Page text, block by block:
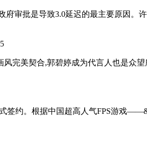
审批是导致3.0延迟的最主要原因。
完美契合,郭碧婷成为代言人也是众
式签约。根据中国超高人气FPS游戏